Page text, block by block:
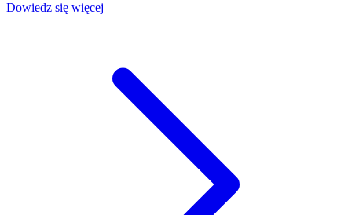
Dowiedz się więcej